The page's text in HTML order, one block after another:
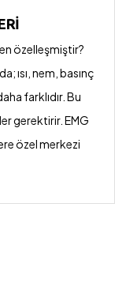
ömürlü ve
özelleşmiştir?
ısı, nem, basınç
farklıdır. Bu
gerektirir. EMG
özel merkezi
destek
verimlilikte ve
sağlıyoruz.